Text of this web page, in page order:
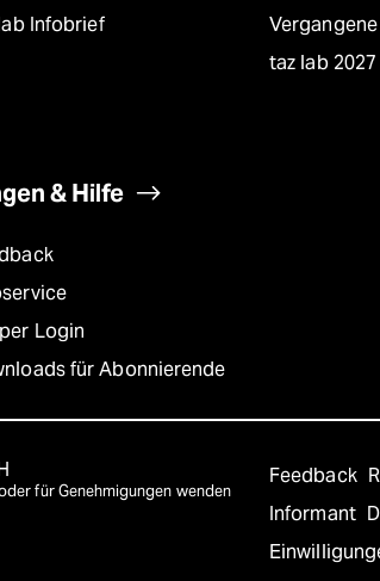
Infobrief
Vergangene
taz lab 2027
& Hilfe
Login
für Abonnierende
für Genehmigungen wenden
Feedback
Informant